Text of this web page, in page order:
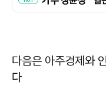
다음은 아주경제와
다